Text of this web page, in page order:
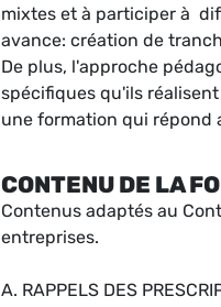
mixtes et à participer à
avance: création de
De plus, l'approche
spécifiques qu'ils
une formation qui répond
CONTENU DE LA
Contenus adaptés au
entreprises.
A. RAPPELS DES